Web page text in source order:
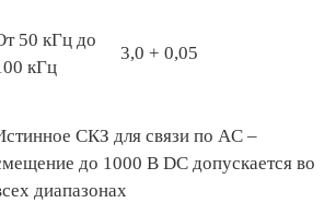
50 кГц до
кГц
3,0 + 0,05
СКЗ для связи по AC –
до 1000 В DС допускается во
диапазонах